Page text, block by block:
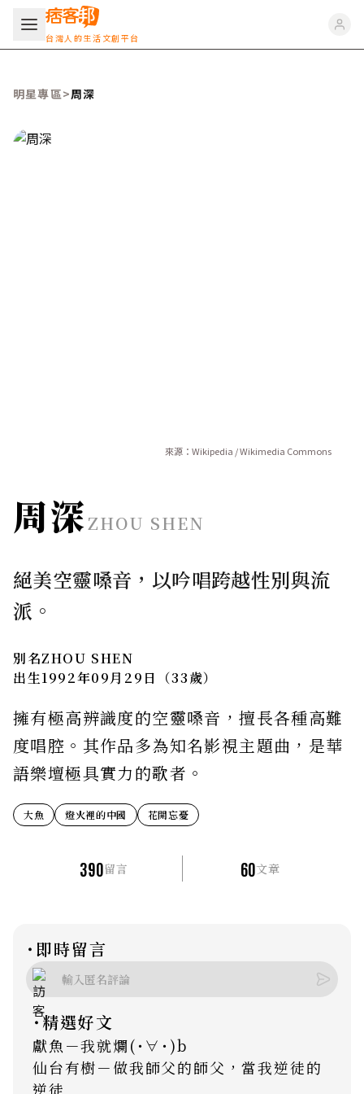
台灣人的生活文創平台
明星專區>周深
周深ZHOU SHEN
絕美空靈嗓音，以吟唱跨越性別與流
派。
別名ZHOU SHEN
出生1992年09月29日（33歲）
擁有極高辨識度的空靈嗓音，擅長各種高難
度唱腔。其作品多為知名影視主題曲，是華
語樂壇極具實力的歌者。
大魚 燈火裡的中國 花開忘憂
390留言 60文章
來源：Wikipedia / Wikimedia Commons
˙即時留言
˙精選好文
獻魚－我就爛(･∀･)b
仙台有樹－做我師父的師父，當我逆徒的
逆徒